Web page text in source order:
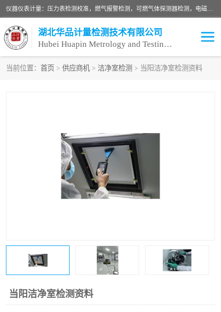
仪器仪表计量：压力表检测校准，燃气报警检测，可燃气体探测器检测，电磁流量计检测校准，明渠流量计检测，千斤顶检测标定，仪器校准，量具校准，仪表检测，仪器检测，计量设备校准；洁净室检测：洁净度检测，洁净厂房检测，无尘洁净室检测，悬浮粒子检测，*过滤器检测；安全阀校验：安全阀校验，安全阀检验，安全阀检测，安全阀年检，安全阀校正，安全阀校准；
湖北华品计量检测技术有限公司
Hubei Huapin Metrology and Testing Technology Co. , Ltd.
当前位置： 首页 > 供应商机 > 洁净室检测 > 当阳洁净室检测资料
当阳洁净室检测资料
可燃气体探测器